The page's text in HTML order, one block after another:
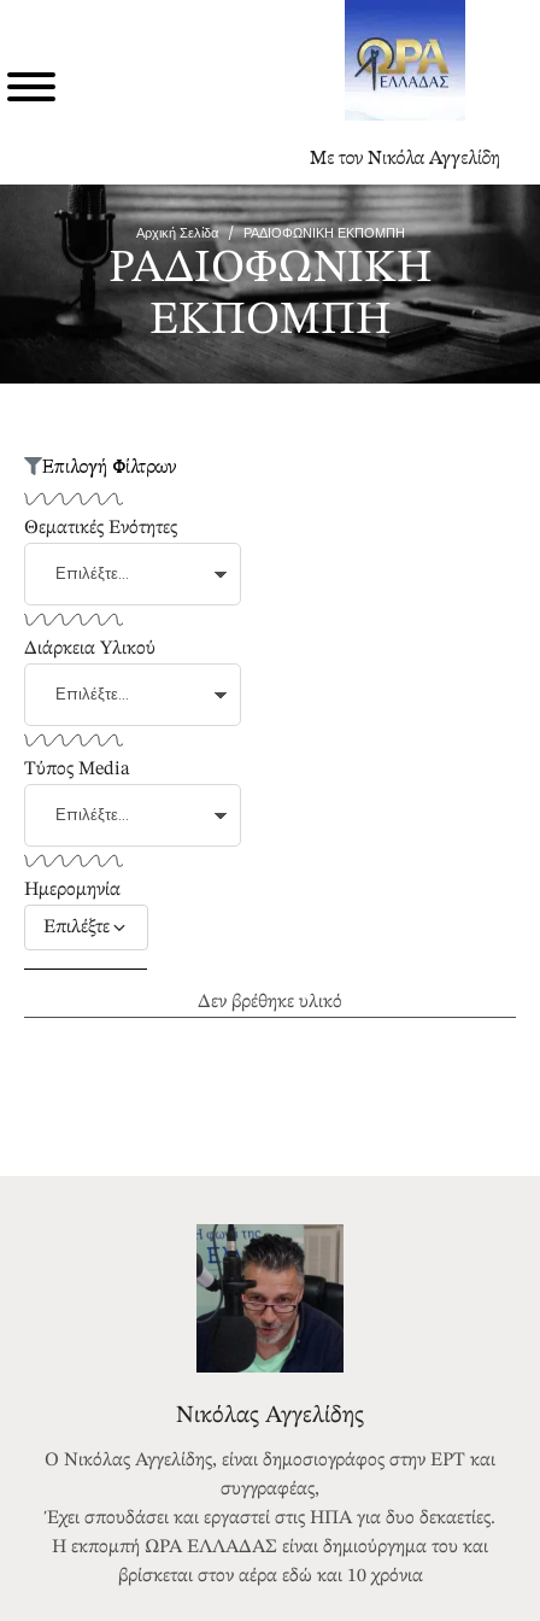
Με τον Νικόλα Αγγελίδη
Αρχική Σελίδα / ΡΑΔΙΟΦΩΝΙΚΗ ΕΚΠΟΜΠΗ
ΡΑΔΙΟΦΩΝΙΚΗ
ΕΚΠΟΜΠΗ
Δεν βρέθηκε υλικό
Επιλογή Φίλτρων
Θεματικές Ενότητες
Διάρκεια Υλικού
Τύπος Media
Ημερομηνία
Επιλέξτε
Νικόλας Αγγελίδης
Ο Νικόλας Αγγελίδης, είναι δημοσιογράφος στην ΕΡΤ και
συγγραφέας,
Έχει σπουδάσει και εργαστεί στις ΗΠΑ για δυο δεκαετίες.
Η εκπομπή ΩΡΑ ΕΛΛΑΔΑΣ είναι δημιούργημα του και
βρίσκεται στον αέρα εδώ και 10 χρόνια